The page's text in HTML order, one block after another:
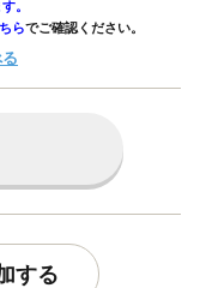
。
らでご確認ください。
する